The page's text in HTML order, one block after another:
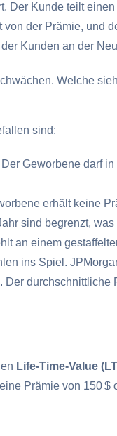
Der Kunde teilt
von der Prämie, und
Kunden an der
Welche
sind:
Der Geworbene darf
erhält keine
sind begrenzt,
an einem
ins Spiel.
. Der durchschnittliche
Life-Time-Value
Prämie von 150